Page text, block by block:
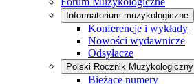
Informatorium muzykologiczne
Konferencje i wykłady
Nowości wydawnicze
Odsyłacze
Polski Rocznik Muzykologiczny
Bieżące numery